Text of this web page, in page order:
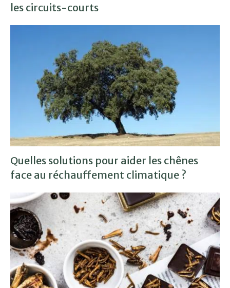
les circuits-courts
Quelles solutions pour aider les chênes
face au réchauffement climatique ?